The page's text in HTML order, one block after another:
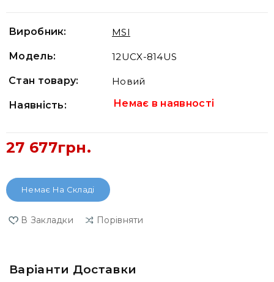
Виробник: MSI
Модель: 12UCX-814US
Стан товару: Новий
Наявність: Немає в наявності
27 677грн.
Немає На Складі
В Закладки Порівняти
Варiанти Доставки